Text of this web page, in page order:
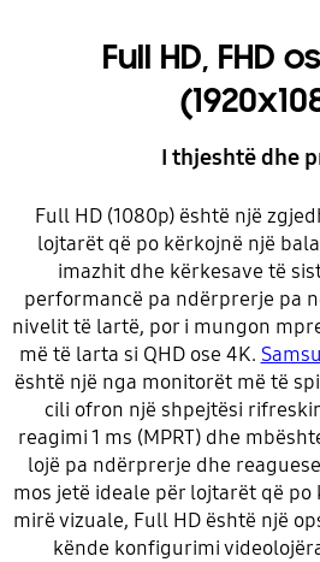
Full HD, FHD
I thjeshtë dhe
Full HD (1080p) është një
lojtarët që po kërkojnë një
imazhit dhe kërkesave të
performancë pa ndërprerje pa
nivelit të lartë, por i mungon
më të larta si QHD ose 4K.
është një nga monitorët më të
cili ofron një shpejtësi
reagimi 1 ms (MPRT) dhe
lojë pa ndërprerje dhe
mos jetë ideale për lojtarët që
mirë vizuale, Full HD është një
kënde konfigurimi